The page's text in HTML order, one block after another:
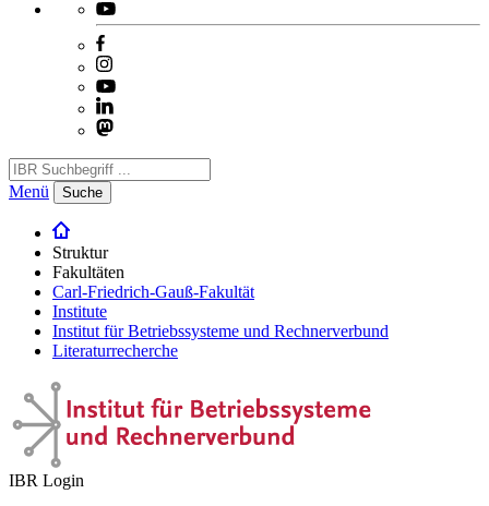
Menü Suche
Struktur
Fakultäten
Carl-Friedrich-Gauß-Fakultät
Institute
Institut für Betriebssysteme und Rechnerverbund
Literaturrecherche
IBR Login